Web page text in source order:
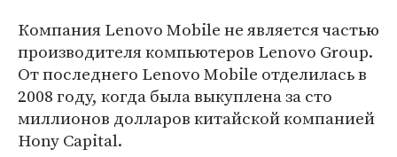
Компания Lenovo Mobile не является частью
производителя компьютеров Lenovo Group.
От последнего Lenovo Mobile отделилась в
2008 году, когда была выкуплена за сто
миллионов долларов китайской компанией
Hony Capital.